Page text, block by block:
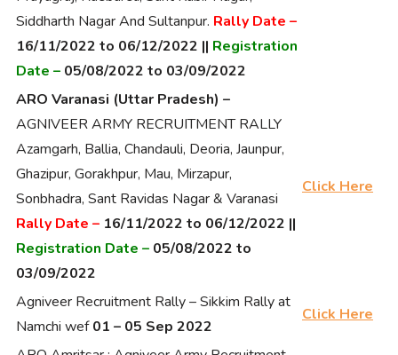
Siddharth Nagar And Sultanpur. Rally Date –
16/11/2022 to 06/12/2022 || Registration
Date – 05/08/2022 to 03/09/2022
ARO Varanasi (Uttar Pradesh) –
AGNIVEER ARMY RECRUITMENT RALLY
Azamgarh, Ballia, Chandauli, Deoria, Jaunpur,
Ghazipur, Gorakhpur, Mau, Mirzapur,
Sonbhadra, Sant Ravidas Nagar & Varanasi
Rally Date – 16/11/2022 to 06/12/2022 ||
Registration Date – 05/08/2022 to
03/09/2022
Click Here
Agniveer Recruitment Rally – Sikkim Rally at
Namchi wef01 – 05 Sep 2022
Click Here